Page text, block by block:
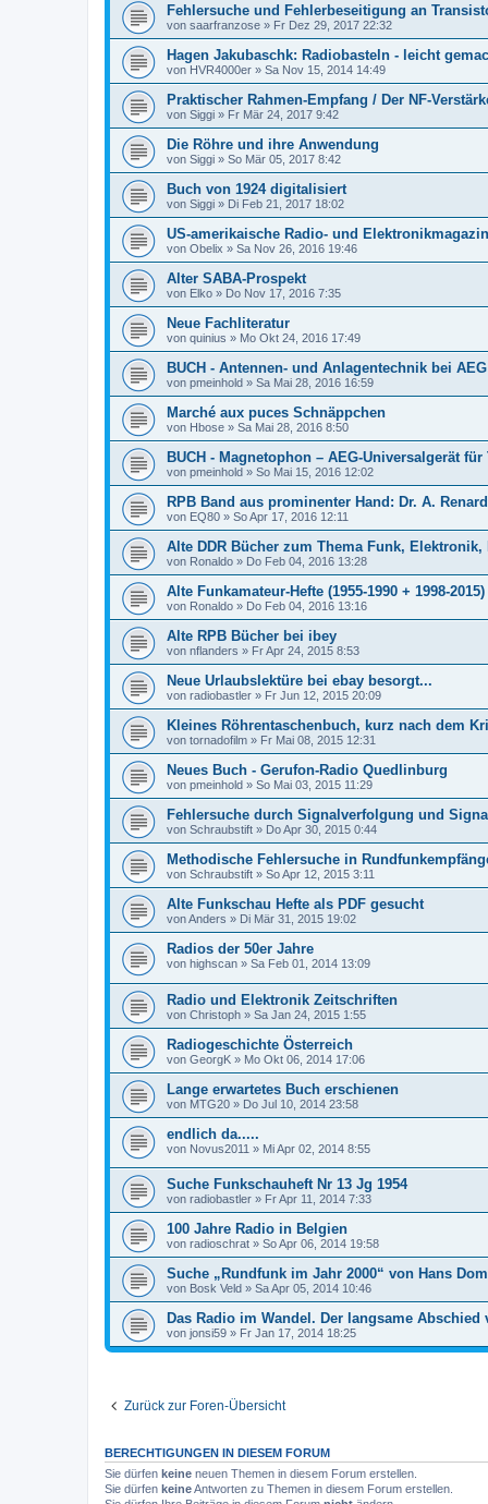
Fehlersuche und Fehlerbeseitigung an
von saarfranzose » Fr Dez 29, 2017 22:32
Hagen Jakubaschk: Radiobasteln - leicht
von HVR4000er » Sa Nov 15, 2014 14:49
Praktischer Rahmen-Empfang / Der NF-
von Siggi » Fr Mär 24, 2017 9:42
Die Röhre und ihre Anwendung
von Siggi » So Mär 05, 2017 8:42
Buch von 1924 digitalisiert
von Siggi » Di Feb 21, 2017 18:02
US-amerikaische Radio- und
von Obelix » Sa Nov 26, 2016 19:46
Alter SABA-Prospekt
von Elko » Do Nov 17, 2016 7:35
Neue Fachliteratur
von quinius » Mo Okt 24, 2016 17:49
BUCH - Antennen- und Anlagentechnik bei AEG
von pmeinhold » Sa Mai 28, 2016 16:59
Marché aux puces Schnäppchen
von Hbose » Sa Mai 28, 2016 8:50
BUCH - Magnetophon – AEG-Universalgerät
von pmeinhold » So Mai 15, 2016 12:02
RPB Band aus prominenter Hand: Dr. A.
von EQ80 » So Apr 17, 2016 12:11
Alte DDR Bücher zum Thema Funk, Elektronik,
von Ronaldo » Do Feb 04, 2016 13:28
Alte Funkamateur-Hefte (1955-1990 + 1998-
von Ronaldo » Do Feb 04, 2016 13:16
Alte RPB Bücher bei ibey
von nflanders » Fr Apr 24, 2015 8:53
Neue Urlaubslektüre bei ebay besorgt...
von radiobastler » Fr Jun 12, 2015 20:09
Kleines Röhrentaschenbuch, kurz nach dem
von tornadofilm » Fr Mai 08, 2015 12:31
Neues Buch - Gerufon-Radio Quedlinburg
von pmeinhold » So Mai 03, 2015 11:29
Fehlersuche durch Signalverfolgung und
von Schraubstift » Do Apr 30, 2015 0:44
Methodische Fehlersuche in
von Schraubstift » So Apr 12, 2015 3:11
Alte Funkschau Hefte als PDF gesucht
vonAnders » Di Mär 31, 2015 19:02
Radios der 50er Jahre
von highscan » Sa Feb 01, 2014 13:09
Radio und Elektronik Zeitschriften
von Christoph » Sa Jan 24, 2015 1:55
Radiogeschichte Österreich
von GeorgK » Mo Okt 06, 2014 17:06
Lange erwartetes Buch erschienen
von MTG20 » Do Jul 10, 2014 23:58
endlich da.....
von Novus2011 » Mi Apr 02, 2014 8:55
Suche Funkschauheft Nr 13 Jg 1954
von radiobastler » Fr Apr 11, 2014 7:33
100 Jahre Radio in Belgien
von radioschrat » So Apr 06, 2014 19:58
Suche „Rundfunk im Jahr 2000“ von Hans
von Bosk Veld » Sa Apr 05, 2014 10:46
Das Radio im Wandel. Der langsame Abschied
von jonsi59 » Fr Jan 17, 2014 18:25
Zurück zur Foren-Übersicht
BERECHTIGUNGEN IN DIESEM FORUM
Sie dürfen keine neuen Themen in diesem Forum erstellen.
Sie dürfen keineAntworten zu Themen in diesem Forum erstellen.